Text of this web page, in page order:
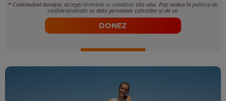
* Continuând donația, accepți termenii si condițiile site-ului. Poți vedea în politica de
confidențialitate ce date personale colectăm și de ce.
DONEZ